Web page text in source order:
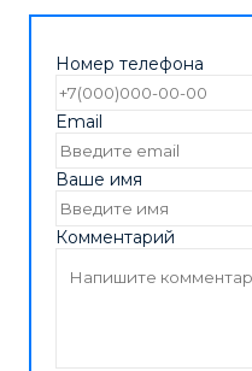
Номер телефона
Email
Ваше имя
Комментарий